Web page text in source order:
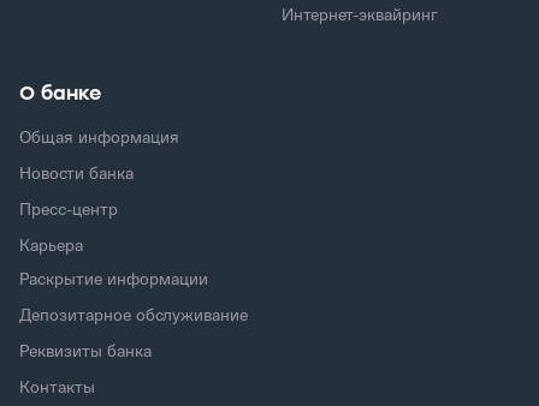
Интернет-эквайринг
О банке
Общая информация
Новости банка
Пресс-центр
Карьера
Раскрытие информации
Депозитарное обслуживание
Реквизиты банка
Контакты